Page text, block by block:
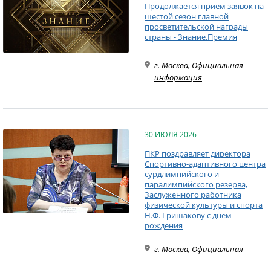
Продолжается прием заявок на
шестой сезон главной
просветительской награды
страны - Знание.Премия
г. Москва, Официальная
информация
30 ИЮЛЯ 2026
ПКР поздравляет директора
Спортивно-адаптивного центра
сурдлимпийского и
паралимпийского резерва,
Заслуженного работника
физической культуры и спорта
Н.Ф. Гришакову с днем
рождения
г. Москва, Официальная